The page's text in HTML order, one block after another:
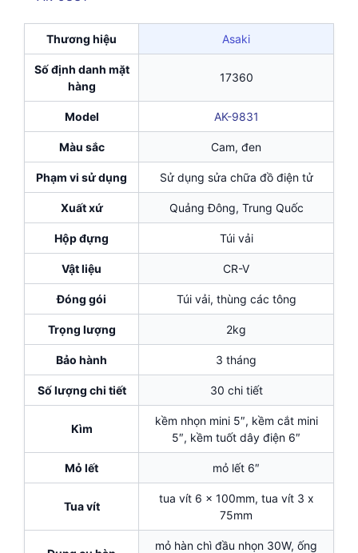
Thương hiệu Asaki
Số định danh mặt
hàng
17360
Model AK-9831
Màu sắc Cam, đen
Phạm vi sử dụng Sử dụng sửa chữa đồ điện tử
Xuất xứ Quảng Đông, Trung Quốc
Hộp đựng Túi vải
Vật liệu CR-V
Đóng gói Túi vải, thùng các tông
Trọng lượng 2kg
Bảo hành 3 tháng
Số lượng chi tiết 30 chi tiết
Kìm
kềm nhọn mini 5″, kềm cắt mini
5″, kềm tuốt dây điện 6″
Mỏ lết mỏ lết 6″
Tua vít
tua vít 6 x 100mm, tua vít 3 x
75mm
mỏ hàn chì đầu nhọn 30W, ống